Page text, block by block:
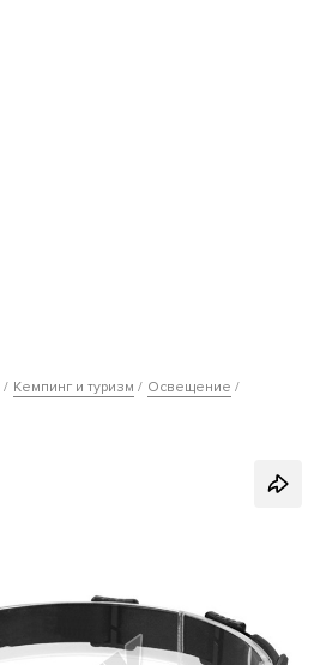
Кемпинг и туризм
Освещение